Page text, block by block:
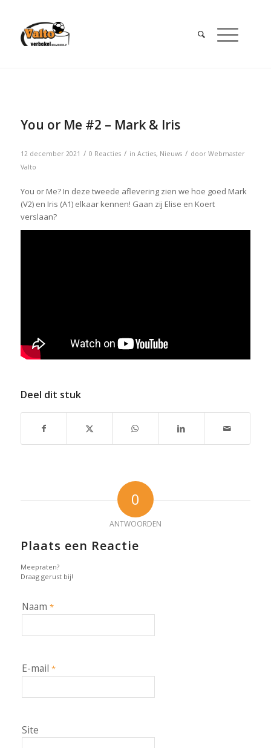
You or Me #2 – Mark & Iris
12 december 2021 / 0 Reacties / in Acties, Nieuws / door Webmaster
Valto
You or Me? In deze tweede aflevering zien we hoe goed Mark
(V2) en Iris (A1) elkaar kennen! Gaan zij Elise en Koert
verslaan?
Deel dit stuk
0
ANTWOORDEN
Plaats een Reactie
Meepraten?
Draag gerust bij!
Naam *
E-mail *
Site